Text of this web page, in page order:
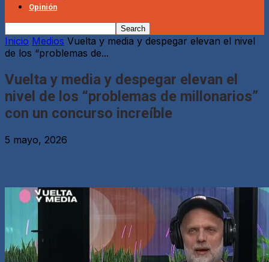
Opinión
Inicio Medios Vuelta y media y despegar elevan el nivel
de los “problemas de...
Vuelta y media y despegar elevan el
nivel de los “problemas de millonarios”
con un concurso increíble
5 mayo, 2026